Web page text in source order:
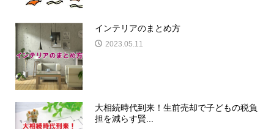
インテリアのまとめ方
2023.05.11
大相続時代到来！生前売却で子どもの税負
担を減らす賢...